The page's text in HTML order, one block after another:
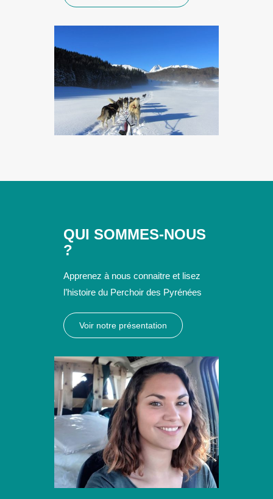
QUI SOMMES-NOUS
?
Apprenez à nous connaitre et lisez
l’histoire du Perchoir des Pyrénées
Voir notre présentation